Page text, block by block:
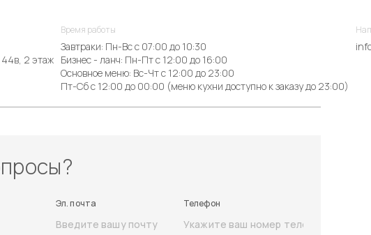
2 этаж
Время работы
Завтраки: Пн-Вс с 07:00 до 10:30
Бизнес - ланч: Пн-Пт с 12:00 до 16:00
Основное меню: Вс-Чт с 12:00 до 23:00
Пт-Сб с 12:00 до 00:00 (меню кухни доступно к заказу до 23:00)
Эл. почта Телефон